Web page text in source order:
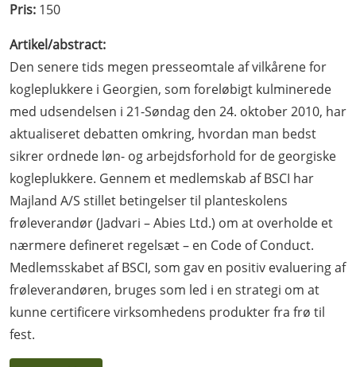
Pris: 150
Artikel/abstract:
Den senere tids megen presseomtale af vilkårene for
kogleplukkere i Georgien, som foreløbigt kulminerede
med udsendelsen i 21-Søndag den 24. oktober 2010, har
aktualiseret debatten omkring, hvordan man bedst
sikrer ordnede løn- og arbejdsforhold for de georgiske
kogleplukkere. Gennem et medlemskab af BSCI har
Majland A/S stillet betingelser til planteskolens
frøleverandør (Jadvari – Abies Ltd.) om at overholde et
nærmere defineret regelsæt – en Code of Conduct.
Medlemsskabet af BSCI, som gav en positiv evaluering af
frøleverandøren, bruges som led i en strategi om at
kunne certificere virksomhedens produkter fra frø til
fest.